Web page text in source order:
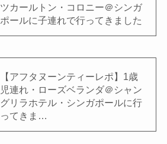
ツカールトン・コロニー＠シンガ
ポールに子連れで行ってきました
【アフタヌーンティーレポ】1歳
児連れ・ローズベランダ＠シャン
グリラホテル・シンガポールに行
ってきま…